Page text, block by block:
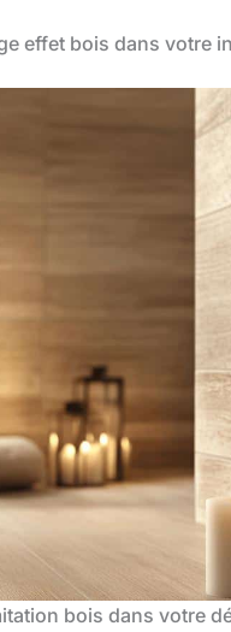
effet bois dans votre
bois dans votre